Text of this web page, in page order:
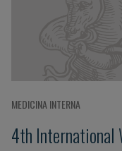
MEDICINA INTERNA
4th International